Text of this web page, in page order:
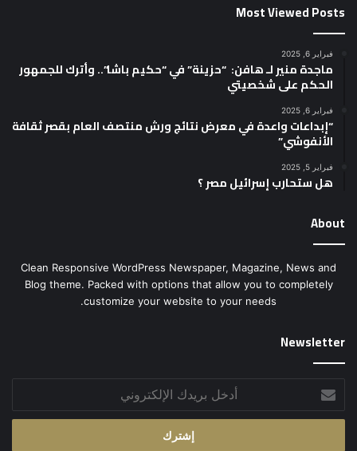
Most Viewed Posts
فبراير 6, 2025
ماجدة منير لـ هافن: “حزينة” في “حكيم باشا”.. وأترك للجمهور
الحكم على شخصيتي
فبراير 6, 2025
“إبداعات واعدة في معرض نتائج ورش منتصف العام بقصر ثقافة
الأنفوشي”
فبراير 5, 2025
هل ستحارب إسرائيل مصر ؟
About
Clean Responsive WordPress Newspaper, Magazine, News and
Blog theme. Packed with options that allow you to completely
customize your website to your needs.
Newsletter
بريدك
الإلكتروني